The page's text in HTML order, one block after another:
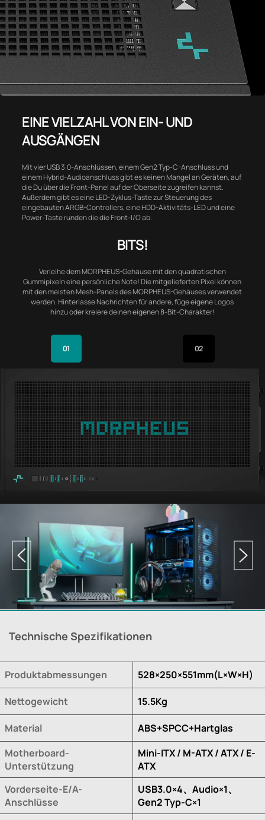
EINE VIELZAHL VON EIN- UND
AUSGÄNGEN
Mit vier USB 3.0-Anschlüssen, einem Gen2 Typ-C-Anschluss und
einem Hybrid-Audioanschluss gibt es keinen Mangel an Geräten, auf
die Du über die Front-Panel auf der Oberseite zugreifen kannst.
Außerdem gibt es eine LED-Zyklus-Taste zur Steuerung des
eingebauten ARGB-Controllers, eine HDD-Aktivitäts-LED und eine
Power-Taste runden die die Front-I/O ab.
BITS!
Verleihe dem MORPHEUS-Gehäuse mit den quadratischen
Gummipixeln eine persönliche Note! Die mitgelieferten Pixel können
mit den meisten Mesh-Panels des MORPHEUS-Gehäuses verwendet
werden. Hinterlasse Nachrichten für andere, füge eigene Logos
hinzu oder kreiere deinen eigenen 8-Bit-Charakter!
01 02
Technische Spezifikationen
Produktabmessungen 528×250×551mm(L×W×H)
Nettogewicht 15.5Kg
Material
ABS+SPCC+Hartglas
Motherboard-
Unterstützung
Mini-ITX / M-ATX / ATX / E-
ATX
Vorderseite-E/A-
Anschlüsse
USB3.0×4、Audio×1、
Gen2 Typ-C×1